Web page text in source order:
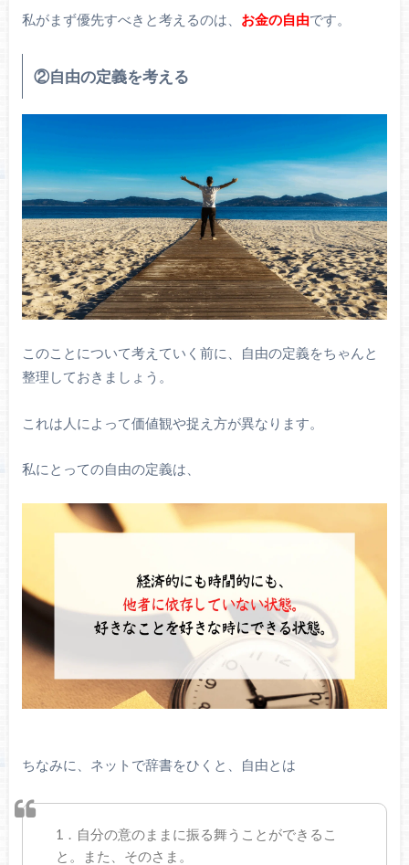
私がまず優先すべきと考えるのは、 お金の自由です。
②自由の定義を考える
このことについて考えていく前に、自由の定義をちゃんと
整理しておきましょう。
これは人によって価値観や捉え方が異なります。
私にとっての自由の定義は、
ちなみに、ネットで辞書をひくと、自由とは
1．自分の意のままに振る舞うことができるこ
と。また、そのさま。